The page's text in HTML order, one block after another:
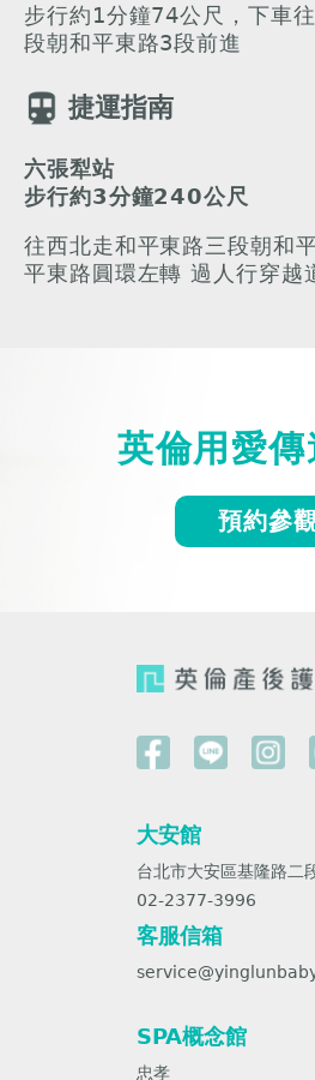
步行約1分鐘74公尺，下車
段朝和平東路3段前進
捷運指南
六張犁站
步行約3分鐘240公尺
往西北走和平東路三段朝和
平東路圓環左轉 過人行穿越
英倫用愛
預約參
大安館
台北市大安區基隆路二
02-2377-3996
客服信箱
SPA概念館
忠孝